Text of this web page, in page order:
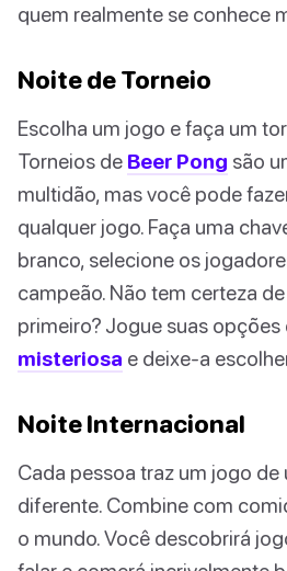
quem realmente se conhece
Noite de Torneio
Escolha um jogo e faça um
Torneios de Beer Pong são
multidão, mas você pode
qualquer jogo. Faça uma
branco, selecione os
campeão. Não tem certeza
primeiro? Jogue suas opções
misteriosa e deixe-a
Noite Internacional
Cada pessoa traz um jogo de
diferente. Combine com
o mundo. Você descobrirá